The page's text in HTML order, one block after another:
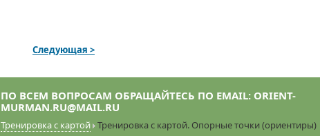
Следующая >
ПО ВСЕМ ВОПРОСАМ ОБРАЩАЙТЕСЬ ПО EMAIL: ORIENT-
MURMAN.RU@MAIL.RU
Тренировка с картой Тренировка с картой. Опорные точки (ориентиры)